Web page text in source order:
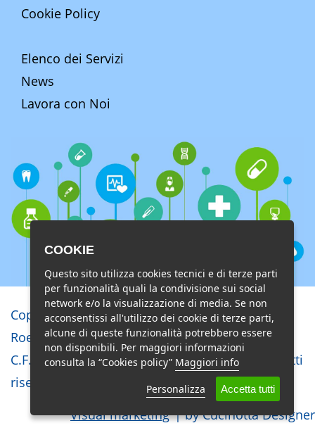
Cookie Policy
Elenco dei Servizi
News
Lavora con Noi
Copyright © Studio di Radiologia e
Roentgenterapia Lido di Ostia s.r.l.
C.F. 02851810586 - P.I. 01125791002 - Tutti i diritti
riservati
Visual marketing| by Cucinotta Designer
COOKIE
Questo sito utilizza cookies tecnici e di terze parti
per funzionalità quali la condivisione sui social
network e/o la visualizzazione di media. Se non
acconsentissi all'utilizzo dei cookie di terze parti,
alcune di queste funzionalità potrebbero essere
non disponibili. Per maggiori informazioni
consulta la “Cookies policy” Maggiori info
Personalizza
Accetta tutti